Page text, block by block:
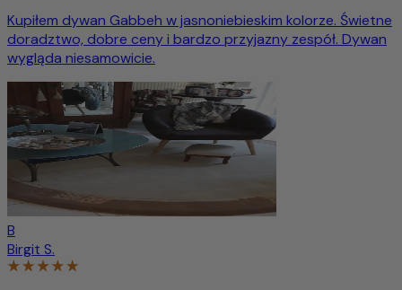
Kupiłem dywan Gabbeh w jasnoniebieskim kolorze. Świetne
doradztwo, dobre ceny i bardzo przyjazny zespół. Dywan
wygląda niesamowicie.
B
Birgit S.